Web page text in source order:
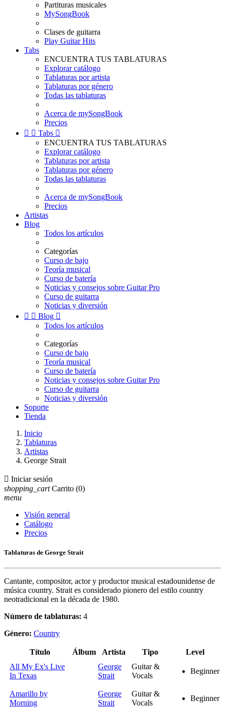
Partituras musicales
MySongBook
Clases de guitarra
Play Guitar Hits
Tabs
ENCUENTRA TUS TABLATURAS
Explorar catálogo
Tablaturas por artista
Tablaturas por género
Todas las tablaturas
Acerca de mySongBook
Precios
  Tabs 
ENCUENTRA TUS TABLATURAS
Explorar catálogo
Tablaturas por artista
Tablaturas por género
Todas las tablaturas
Acerca de mySongBook
Precios
Artistas
Blog
Todos los artículos
Categorías
Curso de bajo
Teoría musical
Curso de batería
Noticias y consejos sobre Guitar Pro
Curso de guitarra
Noticias y diversión
  Blog 
Todos los artículos
Categorías
Curso de bajo
Teoría musical
Curso de batería
Noticias y consejos sobre Guitar Pro
Curso de guitarra
Noticias y diversión
Soporte
Tienda
Inicio
Tablaturas
Artistas
George Strait
 Iniciar sesión
shopping_cart Carrito (0)
menu
Visión general
Catálogo
Precios
Tablaturas de George Strait
Cantante, compositor, actor y productor musical estadounidense de
música country. Strait es considerado pionero del estilo country
neotradicional en la década de 1980.
Número de tablaturas: 4
Género: Country
Título Álbum Artista Tipo
Level
All My Ex's Live
In Texas
George
Strait
Guitar &
Vocals
Beginner
Amarillo by
Morning
George
Strait
Guitar &
Vocals
Beginner